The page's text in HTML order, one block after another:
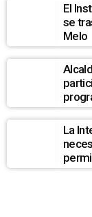
El
se
Melo
La